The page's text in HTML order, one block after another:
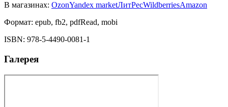
В магазинах: OzonYandex marketЛитРесWildberriesAmazon
Формат: epub, fb2, pdfRead, mobi
ISBN: 978-5-4490-0081-1
Галерея